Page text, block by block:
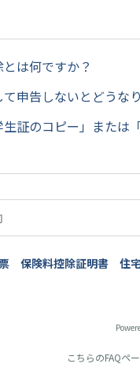
は何ですか？
申告しないとどうな
生証のコピー」また
保険料控除証明書 住
こちらのFAQペ